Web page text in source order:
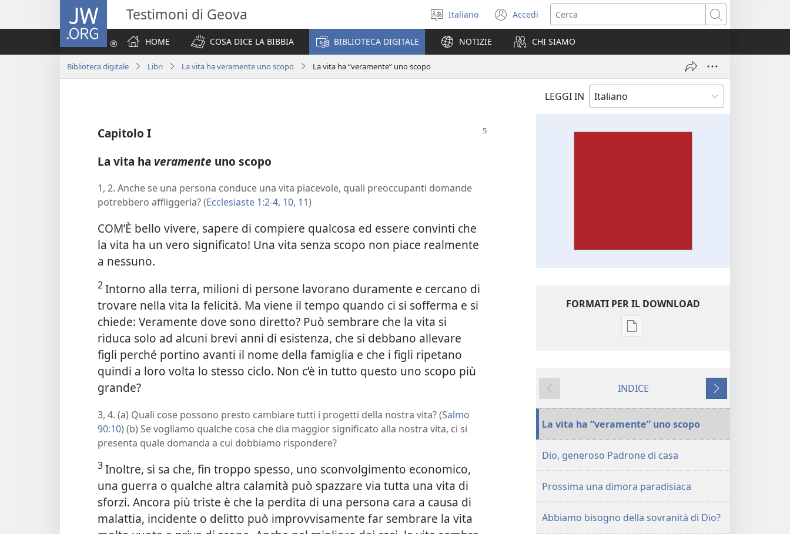
JW.ORG Testimoni di Geova
Seleziona
la
lingua
Italiano Accedi
(apre
una
nuova
finestra)
Cerca
HOME
COSA DICE LA BIBBIA BIBLIOTECA DIGITALE NOTIZIE CHI SIAMO
Biblioteca digitale Libri La vita ha veramente uno scopo La vita ha “veramente” uno scopo
LEGGI IN
Capitolo I
La vita ha veramente uno scopo
1, 2. Anche se una persona conduce una vita piacevole, quali preoccupanti domande
potrebbero affliggerla? (Ecclesiaste 1:2-4, 10, 11)
COM’È bello vivere, sapere di compiere qualcosa ed essere convinti che
la vita ha un vero significato! Una vita senza scopo non piace realmente
a nessuno.
2Intorno alla terra, milioni di persone lavorano duramente e cercano di
trovare nella vita la felicità. Ma viene il tempo quando ci si sofferma e si
chiede: Veramente dove sono diretto? Può sembrare che la vita si
riduca solo ad alcuni brevi anni di esistenza, che si debbano allevare
figli perché portino avanti il nome della famiglia e che i figli ripetano
quindi a loro volta lo stesso ciclo. Non c’è in tutto questo uno scopo più
grande?
3, 4. (a) Quali cose possono presto cambiare tutti i progetti della nostra vita? (Salmo
90:10) (b) Se vogliamo qualche cosa che dia maggior significato alla nostra vita, ci si
presenta quale domanda a cui dobbiamo rispondere?
3Inoltre, si sa che, fin troppo spesso, uno sconvolgimento economico,
una guerra o qualche altra calamità può spazzare via tutta una vita di
sforzi. Ancora più triste è che la perdita di una persona cara a causa di
malattia, incidente o delitto può improvvisamente far sembrare la vita
FORMATI PER IL DOWNLOAD
Opzioni
delle
vita
veramente
uno
scopo
Precedente
INDICE
Successivo
La vita ha “veramente” uno scopo
Dio, generoso Padrone di casa
Prossima una dimora paradisiaca
Abbiamo bisogno della sovranità di Dio?